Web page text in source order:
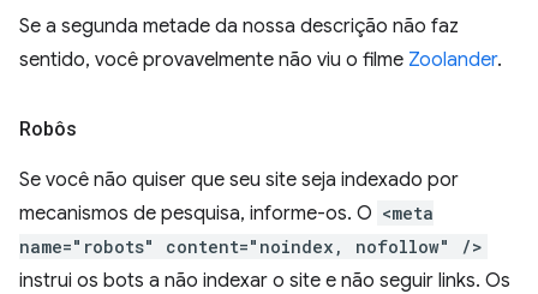
Se a segunda metade da nossa descrição não faz
sentido, você provavelmente não viu o filme Zoolander.
Robôs
Se você não quiser que seu site seja indexado por
mecanismos de pesquisa, informe-os. O <meta
name="robots" content="noindex, nofollow" />
instrui os bots a não indexar o site e não seguir links. Os